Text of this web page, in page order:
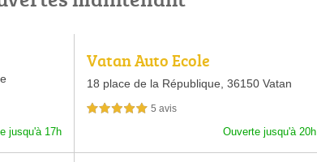
jusqu'à 17h
Vatan Auto Ecole
18 place de la République,36150 Vatan
5,0 étoiles sur 5 5 avis
Ouverte jusqu'à 20h